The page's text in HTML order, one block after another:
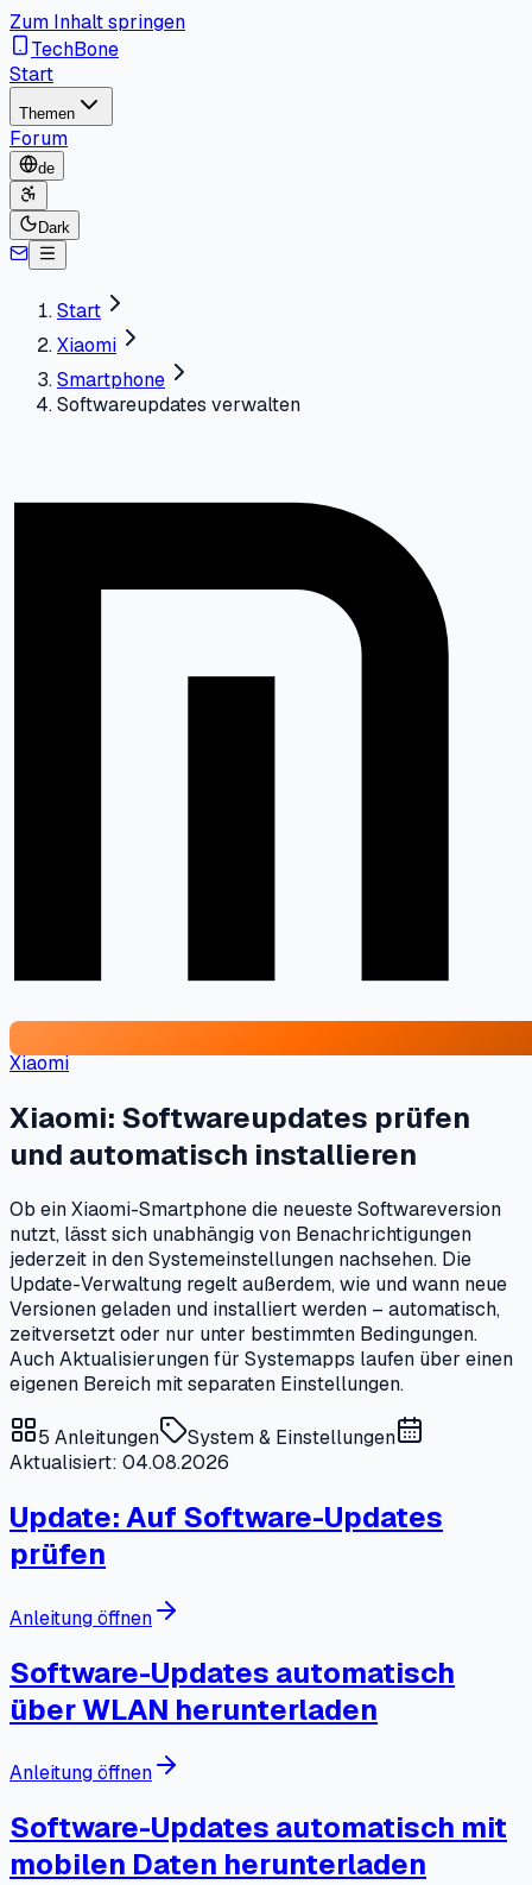
Zum Inhalt springen
TechBone
Start
Themen
Forum
de
Dark
Start
Xiaomi
Smartphone
Softwareupdates verwalten
Xiaomi
Xiaomi: Softwareupdates prüfen
und automatisch installieren
Ob ein Xiaomi-Smartphone die neueste Softwareversion
nutzt, lässt sich unabhängig von Benachrichtigungen
jederzeit in den Systemeinstellungen nachsehen. Die
Update-Verwaltung regelt außerdem, wie und wann neue
Versionen geladen und installiert werden – automatisch,
zeitversetzt oder nur unter bestimmten Bedingungen.
Auch Aktualisierungen für Systemapps laufen über einen
eigenen Bereich mit separaten Einstellungen.
5 Anleitungen
System & Einstellungen
Aktualisiert: 04.08.2026
Update: Auf Software-Updates
prüfen
Anleitung öffnen
Software-Updates automatisch
über WLAN herunterladen
Anleitung öffnen
Software-Updates automatisch mit
mobilen Daten herunterladen